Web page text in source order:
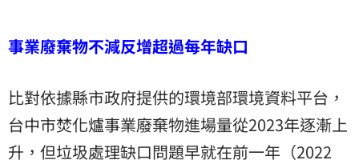
事業廢棄物不減反增超過每年缺口
比對依據縣市政府提供的環境部環境資料平台，
台中市焚化爐事業廢棄物進場量從2023年逐漸上
升，但垃圾處理缺口問題早就在前一年（2022